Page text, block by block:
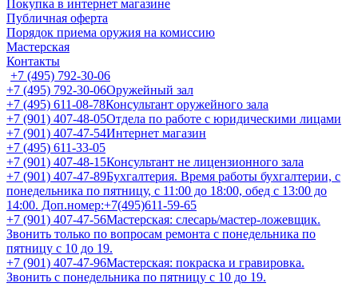
Покупка в интернет магазине
Публичная оферта
Порядок приема оружия на комиссию
Мастерская
Контакты
+7 (495) 792-30-06
+7 (495) 792-30-06Оружейный зал
+7 (495) 611-08-78Консультант оружейного зала
+7 (901) 407-48-05Отдела по работе с юридическими лицами
+7 (901) 407-47-54Интернет магазин
+7 (495) 611-33-05
+7 (901) 407-48-15Консультант не лицензионного зала
+7 (901) 407-47-89Бухгалтерия. Время работы бухгалтерии, с
понедельника по пятницу, с 11:00 до 18:00, обед с 13:00 до
14:00. Доп.номер:+7(495)611-59-65
+7 (901) 407-47-56Мастерская: слесарь/мастер-ложевщик.
Звонить только по вопросам ремонта с понедельника по
пятницу с 10 до 19.
+7 (901) 407-47-96Мастерская: покраска и гравировка.
Звонить с понедельника по пятницу с 10 до 19.